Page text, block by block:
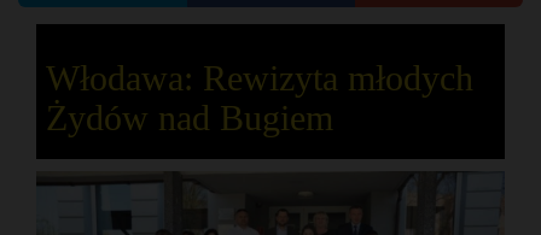
Włodawa: Rewizyta młodych
Żydów nad Bugiem